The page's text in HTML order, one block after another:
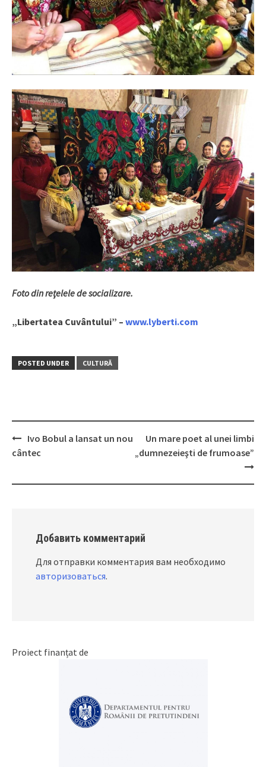
Foto din reţelele de socializare.
„Libertatea Cuvântului” – www.lyberti.com
POSTED UNDER CULTURĂ
Post
Ivo Bobul a lansat un nou
cântec
Un mare poet al unei limbi
„dumnezeieşti de frumoase”
Добавить комментарий
Для отправки комментария вам необходимо
авторизоваться.
Proiect finanțat de